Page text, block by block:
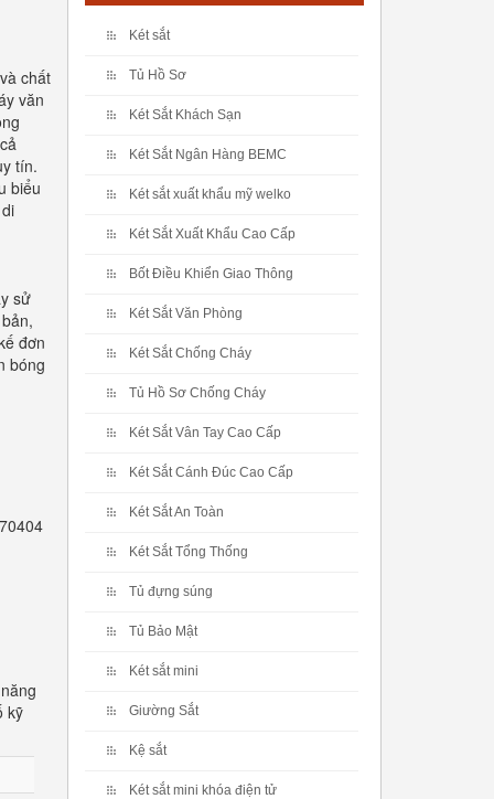
chất
văn
tín.
biểu
sử
đơn
bóng
kỹ
Két sắt
Tủ Hồ Sơ
Két Sắt Khách Sạn
Két Sắt Ngân Hàng BEMC
Két sắt xuất khẩu mỹ welko
Két Sắt Xuất Khẩu Cao Cấp
Bốt Điều Khiển Giao Thông
Két Sắt Văn Phòng
Két Sắt Chống Cháy
Tủ Hồ Sơ Chống Cháy
Két Sắt Vân Tay Cao Cấp
Két Sắt Cánh Đúc Cao Cấp
Két Sắt An Toàn
Két Sắt Tổng Thống
Tủ đựng súng
Tủ Bảo Mật
Két sắt mini
Giường Sắt
Kệ sắt
Két sắt mini khóa điện tử